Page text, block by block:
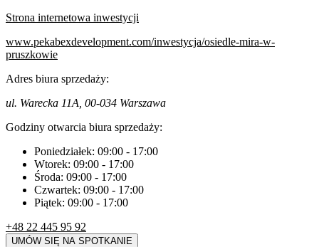
Strona internetowa inwestycji
www.pekabexdevelopment.com/inwestycja/osiedle-mira-w-
pruszkowie
Adres biura sprzedaży:
ul. Warecka 11A, 00-034 Warszawa
Godziny otwarcia biura sprzedaży:
Poniedziałek: 09:00 - 17:00
Wtorek: 09:00 - 17:00
Środa: 09:00 - 17:00
Czwartek: 09:00 - 17:00
Piątek: 09:00 - 17:00
+48 22 445 95 92
UMÓW SIĘ NA SPOTKANIE